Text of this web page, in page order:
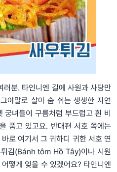
분. 타인니엔 길에 사원과 사당만
야말로 살아 숨 쉬는 생생한 자연
녀들이 구름처럼 부드럽고 흰 비
품고 있고요. 반대편 서호 쪽에는
로 여기서 그 귀하디 귀한 서호 연
김(Bánh tôm Hồ Tây)이나 시원
떻게 잊을 수 있겠어요? 타인니엔